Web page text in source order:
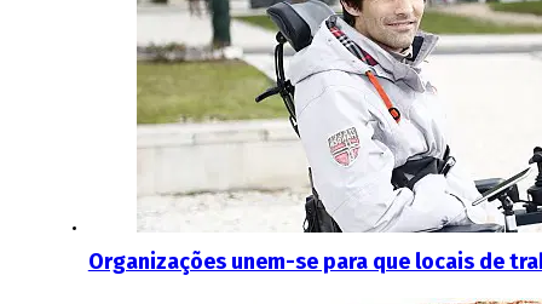
Organizações unem-se para que locais de